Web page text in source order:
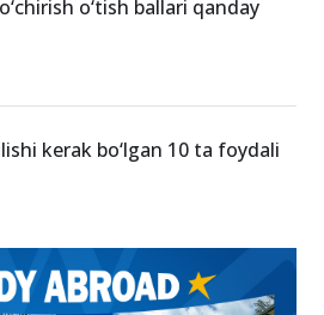
o‘tish ballari qanday
kerak bo‘lgan 10 ta foydali